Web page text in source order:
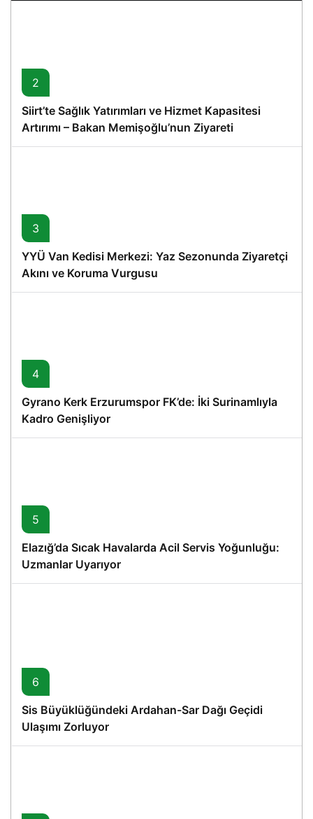
2
Siirt’te Sağlık Yatırımları ve Hizmet Kapasitesi
Artırımı – Bakan Memişoğlu’nun Ziyareti
3
YYÜ Van Kedisi Merkezi: Yaz Sezonunda Ziyaretçi
Akını ve Koruma Vurgusu
4
Gyrano Kerk Erzurumspor FK’de: İki Surinamlıyla
Kadro Genişliyor
5
Elazığ’da Sıcak Havalarda Acil Servis Yoğunluğu:
Uzmanlar Uyarıyor
6
Sis Büyüklüğündeki Ardahan-Sar Dağı Geçidi
Ulaşımı Zorluyor